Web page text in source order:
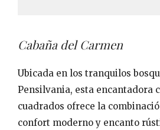
Cabaña del Carmen
Ubicada en los tranquilos
Pensilvania, esta encantadora
cuadrados ofrece la
confort moderno y encanto